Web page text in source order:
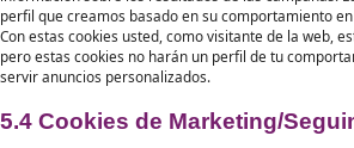
5.2 Cookies de estadísticas
Utilizamos cookies estadísticas para
nuestros usuarios. Con estas cookies
el uso de nuestra web. Le pedimos su